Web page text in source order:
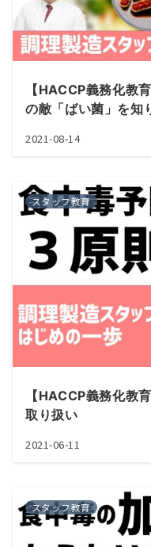
【HACCP義務化
の敵「ばい菌」を知
2021-08-14
スタッフ教育
【HACCP義務化
取り扱い
2021-06-11
スタッフ教育